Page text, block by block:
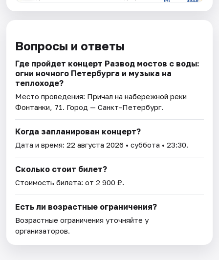
Вопросы и ответы
Где пройдет концерт Развод мостов с воды:
огни ночного Петербурга и музыка на
теплоходе?
Место проведения: Причал на набережной реки
Фонтанки, 71. Город — Санкт-Петербург.
Когда запланирован концерт?
Дата и время:22 августа 2026 • суббота • 23:30.
Сколько стоит билет?
Стоимость билета: от 2 900 ₽.
Есть ли возрастные ограничения?
Возрастные ограничения уточняйте у
организаторов.